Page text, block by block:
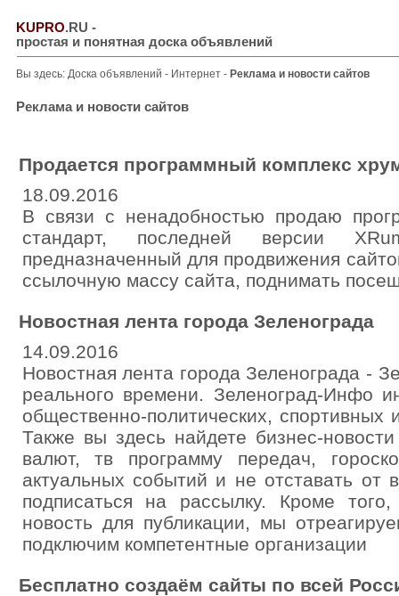
KUPRO.RU -
простая и понятная доска объявлений
Вы здесь: Доска объявлений - Интернет - Реклама и новости сайтов
Реклама и новости сайтов
Продается программный комплекс
18.09.2016
В связи с ненадобностью продаю
стандарт, последней версии
предназначенный для продвижения
ссылочную массу сайта, поднимать
Новостная лента города Зеленограда
14.09.2016
Новостная лента города Зеленограда -
реального времени. Зеленоград-Инфо
общественно-политических, спортивных
Также вы здесь найдете бизнес-
валют, тв программу передач,
актуальных событий и не отставать от
подписаться на рассылку. Кроме
новость для публикации, мы
подключим компетентные организации
Бесплатно создаём сайты по всей